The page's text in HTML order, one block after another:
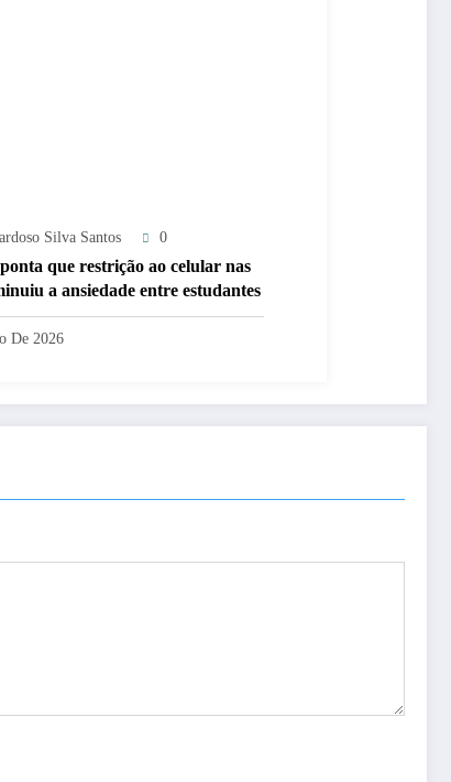
Silva Santos 0
que restrição ao celular nas
a ansiedade entre estudantes
De 2026